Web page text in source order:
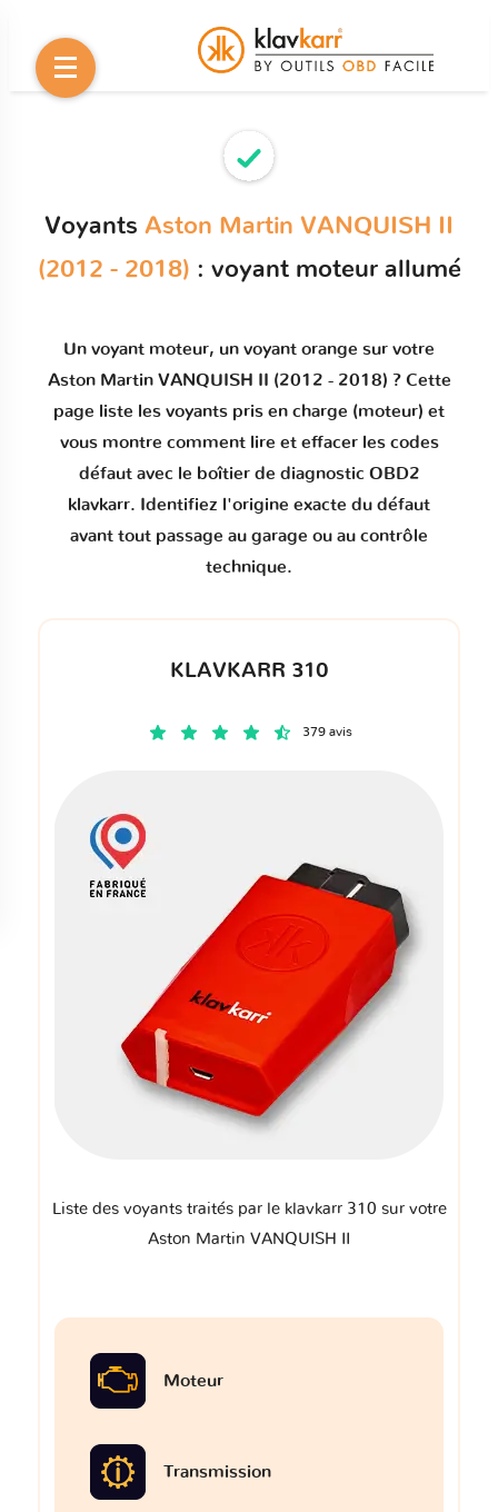
Voyants Aston Martin VANQUISH II
(2012 - 2018) : voyant moteur allumé
Un voyant moteur, un voyant orange sur votre
Aston Martin VANQUISH II (2012 - 2018) ? Cette
page liste les voyants pris en charge (moteur) et
vous montre comment lire et effacer les codes
défautavec le boîtier de diagnostic OBD2
klavkarr. Identifiez l'origine exacte du défaut
avant tout passage au garage ou au contrôle
technique.
KLAVKARR 310
379 avis
Liste des voyants traités par le klavkarr 310 sur votre
Aston Martin VANQUISH II
Moteur
Transmission